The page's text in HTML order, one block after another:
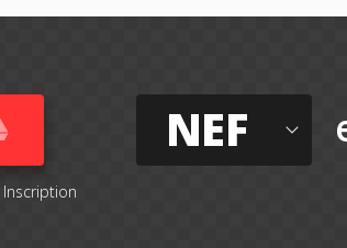
Inscription
NEF